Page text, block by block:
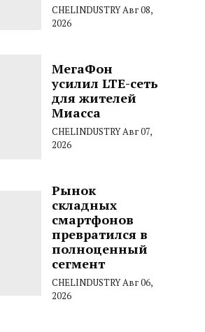
CHELINDUSTRYАвг 08,
2026
МегаФон
усилил LTE-сеть
для жителей
Миасса
CHELINDUSTRYАвг 07,
2026
Рынок
складных
смартфонов
превратился в
полноценный
сегмент
CHELINDUSTRYАвг 06,
2026